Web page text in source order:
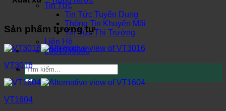
Tin Tức
Tin Tức Tuyển Dụng
Thông Tin Khuyến Mãi
Tin Tức Thị Trường
Liên Hệ
0901555580
Tìm
kiếm:
Sản phẩm tương tự
VT3016
VT1604